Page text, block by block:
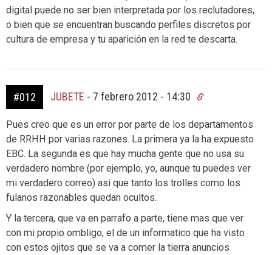
digital puede no ser bien interpretada por los reclutadores,
o bien que se encuentran buscando perfiles discretos por
cultura de empresa y tu aparición en la red te descarta.
#012 JUBETE - 7 febrero 2012 - 14:30
Pues creo que es un error por parte de los departamentos
de RRHH por varias razones. La primera ya la ha expuesto
EBC. La segunda es que hay mucha gente que no usa su
verdadero nombre (por ejemplo, yo, aunque tu puedes ver
mi verdadero correo) asi que tanto los trolles como los
fulanos razonables quedan ocultos.
Y la tercera, que va en parrafo a parte, tiene mas que ver
con mi propio ombligo, el de un informatico que ha visto
con estos ojitos que se va a comer la tierra anuncios